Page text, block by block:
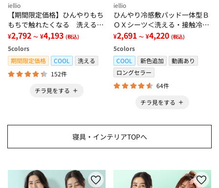
iellio
【期間限定価格】ひんやりもち
もちで触れたくなる 洗えるラ
グ＜低反発・滑りにくい・接触
冷感・防ダニ・カーペット＞
¥2,792 ～ ¥4,193 (税込)
5colors
期間限定価格
COOL
洗える
152件
チラ見をする
iellio
ひんやり冷感敷パッド一体型Ｂ
ＯＸシーツ＜洗える・接触冷
感・抗菌防臭・時短・家事楽・
ボックスシーツ・寝苦しさ対策
＞
¥2,691 ～ ¥4,220 (税込)
5colors
COOL
新色追加
動画あり
ロングセラー
64件
チラ見をする
寝具・インテリアTOPへ